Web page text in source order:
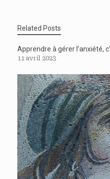
Related Posts
Apprendre à gérer l’anxiété,
11 avril 2023